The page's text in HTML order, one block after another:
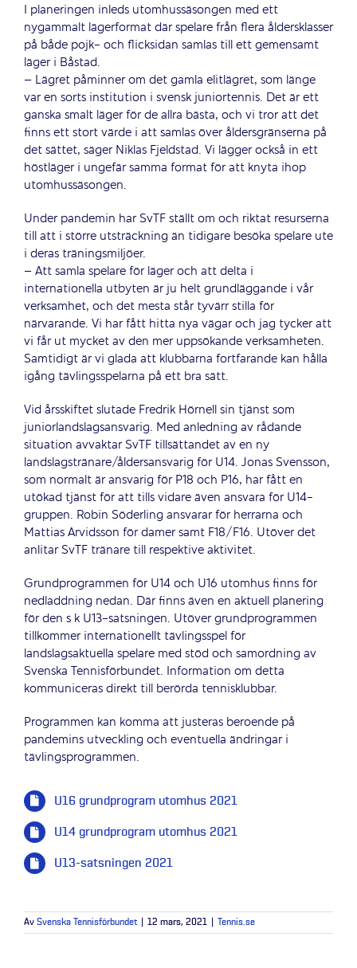
I planeringen inleds utomhussäsongen med ett
nygammalt lägerformat där spelare från flera åldersklasser
på både pojk- och flicksidan samlas till ett gemensamt
läger i Båstad.
– Lägret påminner om det gamla elitlägret, som länge
var en sorts institution i svensk juniortennis. Det är ett
ganska smalt läger för de allra bästa, och vi tror att det
finns ett stort värde i att samlas över åldersgränserna på
det sättet, säger Niklas Fjeldstad. Vi lägger också in ett
höstläger i ungefär samma format för att knyta ihop
utomhussäsongen.
Under pandemin har SvTF ställt om och riktat resurserna
till att i större utsträckning än tidigare besöka spelare ute
i deras träningsmiljöer.
– Att samla spelare för läger och att delta i
internationella utbyten är ju helt grundläggande i vår
verksamhet, och det mesta står tyvärr stilla för
närvarande. Vi har fått hitta nya vägar och jag tycker att
vi får ut mycket av den mer uppsökande verksamheten.
Samtidigt är vi glada att klubbarna fortfarande kan hålla
igång tävlingsspelarna på ett bra sätt.
Vid årsskiftet slutade Fredrik Hörnell sin tjänst som
juniorlandslagsansvarig. Med anledning av rådande
situation avvaktar SvTF tillsättandet av en ny
landslagstränare/åldersansvarig för U14. Jonas Svensson,
som normalt är ansvarig för P18 och P16, har fått en
utökad tjänst för att tills vidare även ansvara för U14-
gruppen. Robin Söderling ansvarar för herrarna och
Mattias Arvidsson för damer samt F18/F16. Utöver det
anlitar SvTF tränare till respektive aktivitet.
Grundprogrammen för U14 och U16 utomhus finns för
nedladdning nedan. Där finns även en aktuell planering
för den s k U13-satsningen. Utöver grundprogrammen
tillkommer internationellt tävlingsspel för
landslagsaktuella spelare med stöd och samordning av
Svenska Tennisförbundet. Information om detta
kommuniceras direkt till berörda tennisklubbar.
Programmen kan komma att justeras beroende på
pandemins utveckling och eventuella ändringar i
tävlingsprogrammen.
U16 grundprogram utomhus 2021
U14 grundprogram utomhus 2021
U13-satsningen 2021
Av Svenska Tennisförbundet 12 mars, 2021 Tennis.se